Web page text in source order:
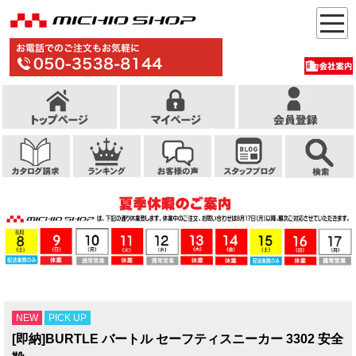
NEW PICK UP
[即納]BURTLE バートル セーフティスニーカー 3302 安全